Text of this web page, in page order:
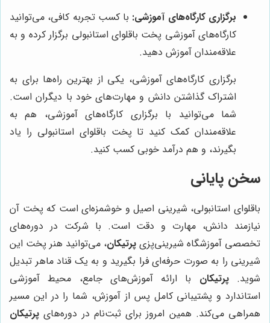
برگزاری کارگاه‌های آموزشی: با کسب تجربه کافی، می‌توانید
کارگاه‌های آموزشی پخت باقلوای استانبولی برگزار کرده و به
علاقه‌مندان آموزش دهید.
برگزاری کارگاه‌های آموزشی، یکی از بهترین راه‌ها برای به
اشتراک گذاشتن دانش و مهارت‌های خود با دیگران است.
شما می‌توانید با برگزاری کارگاه‌های آموزشی، هم به
علاقه‌مندان کمک کنید تا پخت باقلوای استانبولی را یاد
بگیرند، و هم درآمد خوبی کسب کنید.
سخن پایانی
باقلوای استانبولی، شیرینی اصیل و خوشمزه‌ای است که پخت آن
نیازمند دانش، مهارت و دقت است. با شرکت در دوره‌های
تخصصی آموزشگاه شیرینی‌پزی پرتیکان، می‌توانید هنر پخت این
شیرینی را به صورت حرفه‌ای فرا بگیرید و به یک قناد ماهر تبدیل
شوید.پرتیکان با ارائه آموزش‌های جامع، محیط آموزشی
استاندارد و پشتیبانی کامل پس از آموزش، شما را در این مسیر
همراهی می‌کند. همین امروز برای ثبت‌نام در دوره‌های پرتیکان